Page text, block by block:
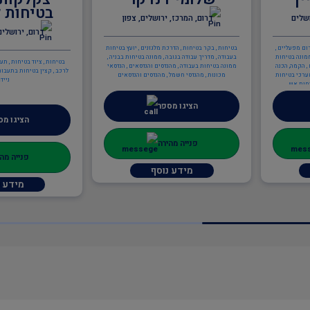
בטיחות
בבניה ,
, הנדסאי
בטיחות לרכבים
בטיחות , ציוד בטיחות , תעבורה , בודקים מוסמכים
לרכב , קצין בטיחות בתעבורה , מנופים ניידים , מכונה
הציגו מספר
פנייה מהירה
מידע נוסף
דרום, המרכז,
בטיחות , רופא תעסוקתי ,
הציגו
פנייה
מידע